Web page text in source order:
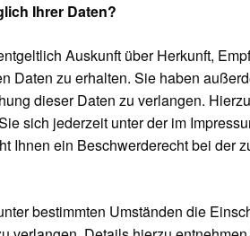
Ihrer Daten?
Auskunft über Herkunft,
Daten zu erhalten. Sie haben
dieser Daten zu verlangen.
sich jederzeit unter der im
Ihnen ein Beschwerderecht bei der
bestimmten Umständen die